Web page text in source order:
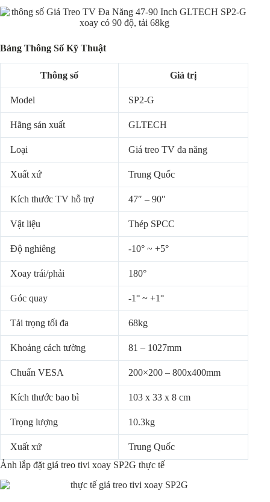
Bảng Thông Số Kỹ Thuật
Thông số Giá trị
Model SP2-G
Hãng sản xuất GLTECH
Loại Giá treo TV đa năng
Xuất xứ Trung Quốc
Kích thước TV hỗ trợ 47″ – 90″
Vật liệu Thép SPCC
Độ nghiêng -10° ~ +5°
Xoay trái/phải 180°
Góc quay -1° ~ +1°
Tải trọng tối đa 68kg
Khoảng cách tường 81 – 1027mm
Chuẩn VESA 200×200 – 800x400mm
Kích thước bao bì 103 x 33 x 8 cm
Trọng lượng 10.3kg
Xuất xứ
Trung Quốc
Ảnh lắp đặt giá treo tivi xoay SP2G thực tế